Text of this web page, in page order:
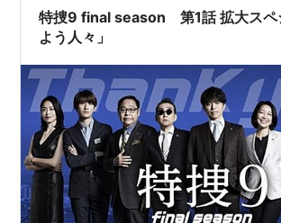
ゃないかな。凍結卵子か人間かどちらか
いという状況にでもならないかぎり。もち
特捜9 final season 第1話 拡大スペ
よう人々」